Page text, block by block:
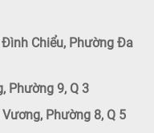
Chiểu, Phường Đa
Phường 9, Q 3
Phường 8, Q 5